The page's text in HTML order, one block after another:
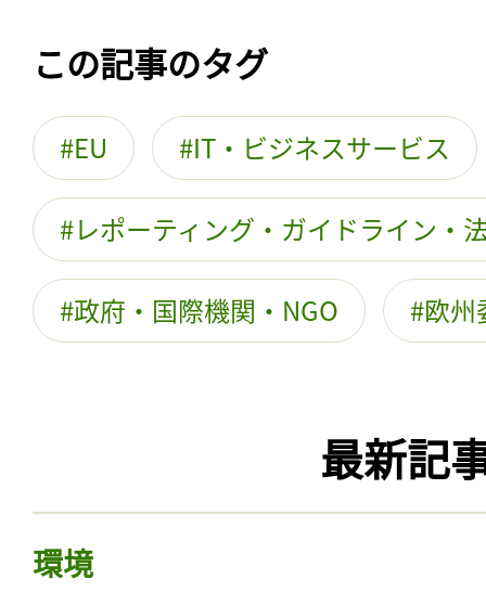
この記事のタグ
EU IT・ビジネスサービス
レポーティング・ガイドライン・
政府・国際機関・NGO 欧州
最新記
環境